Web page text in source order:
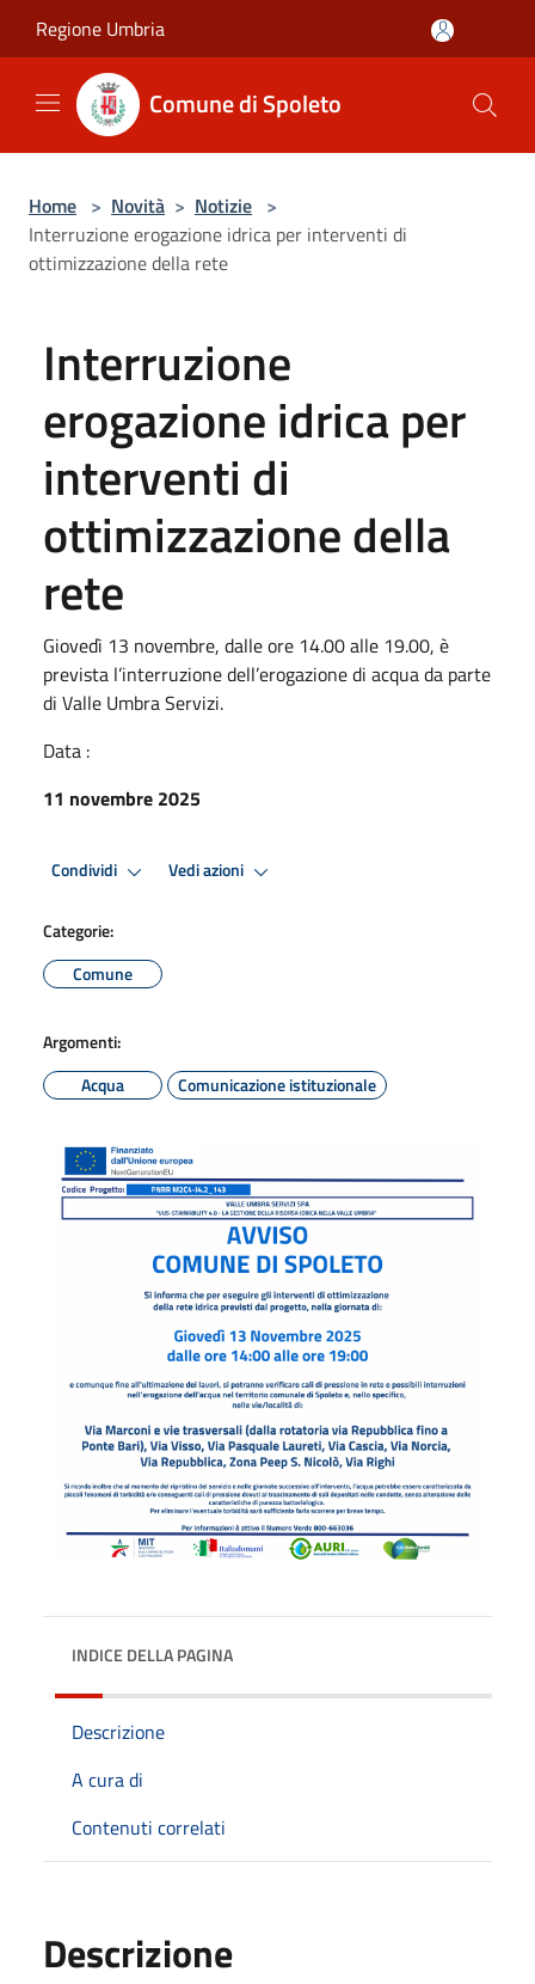
Regione Umbria
Comune di Spoleto
Home > Novità > Notizie >
Interruzione erogazione idrica per interventi di
ottimizzazione della rete
Interruzione
erogazione idrica per
interventi di
ottimizzazione della
rete
Giovedì 13 novembre, dalle ore 14.00 alle 19.00, è
prevista l’interruzione dell’erogazione di acqua da parte
di Valle Umbra Servizi.
Data :
11 novembre 2025
Condividi Vedi azioni
Categorie:
Comune
Argomenti:
Acqua
Comunicazione istituzionale
INDICE DELLA PAGINA
Descrizione
A cura di
Contenuti correlati
Descrizione